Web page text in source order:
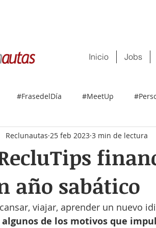
Inicio Jobs
#FrasedelDía #MeetUp
año sabático
Reclunautas 25 feb 2023 3 min de lectura
viajar, aprender un nuevo
algunos de los motivos que